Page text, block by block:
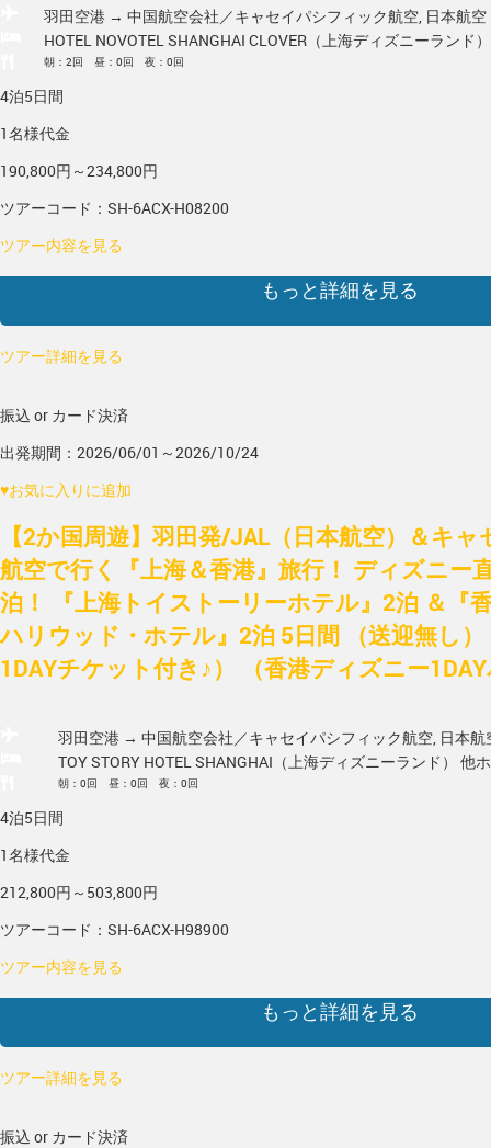
羽田空港 → 中国航空会社／キャセイパシフィック航空, 日本航空
HOTEL NOVOTEL SHANGHAI CLOVER（上海ディズニーランド
朝：2回 昼：0回 夜：0回
4泊5日間
1名様代金
190,800円～234,800円
ツアーコード：SH-6ACX-H08200
ツアー内容を見る
もっと詳細を見る
ツアー詳細を見る
振込 or カード決済
出発期間：2026/06/01～2026/10/24
♥お気に入りに追加
【2か国周遊】羽田発/JAL（日本航空）＆キ
航空で行く『上海＆香港』旅行！ ディズニー
泊！ 『上海トイストーリーホテル』2泊 ＆『
ハリウッド・ホテル』2泊 5日間 （送迎無し
1DAYチケット付き♪） （香港ディズニー
羽田空港 → 中国航空会社／キャセイパシフィック航空, 日本航
TOY STORY HOTEL SHANGHAI（上海ディズニーランド） 他
朝：0回 昼：0回 夜：0回
4泊5日間
1名様代金
212,800円～503,800円
ツアーコード：SH-6ACX-H98900
ツアー内容を見る
もっと詳細を見る
ツアー詳細を見る
振込 or カード決済